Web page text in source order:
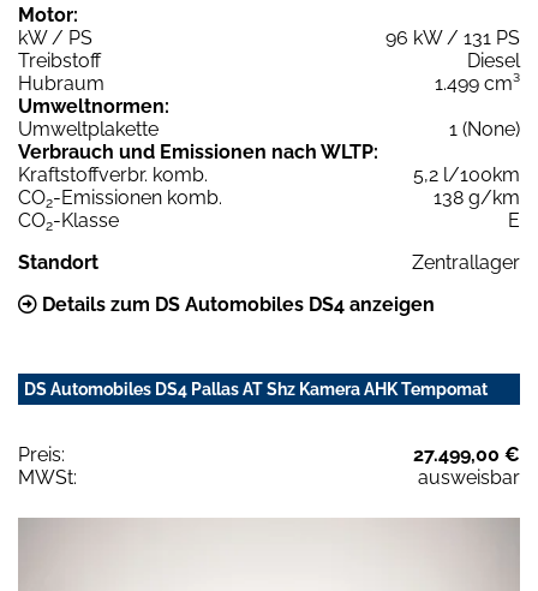
Motor:
kW / PS
96 kW / 131 PS
Treibstoff
Diesel
Hubraum
1.499 cm³
Umweltnormen:
Umweltplakette
1 (None)
Verbrauch und Emissionen nach WLTP:
Kraftstoffverbr. komb.
5,2 l/100km
CO2-Emissionen komb.
138 g/km
CO2-Klasse
E
Standort
Zentrallager
Details zum DS Automobiles DS4 anzeigen
DS Automobiles DS4 Pallas AT Shz Kamera AHK Tempomat
Preis:
27.499,00 €
MWSt:
ausweisbar